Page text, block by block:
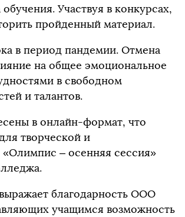
Участвуя в конкурсах,
пройденный материал.
в период пандемии. Отмена
на общее эмоциональное
в свободном
и талантов.
в онлайн-формат, что
творческой и
«Олимпис – осенняя сессия»
благодарность ООО
учащимся возможность